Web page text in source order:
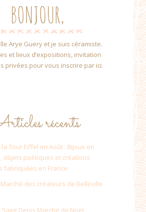
BONJOUR,
Arye Guery et je suis céramiste.
et lieux d’expositions, invitation
privées pour vous inscrire par ici.
récents
Tour Eiffel en Août : Bijoux en
objets poétiques et créations
fabriquées en France
Marché des créateurs de Belleville
Saint Denis Marché de Noël